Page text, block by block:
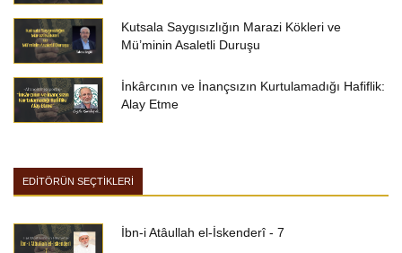
Kutsala Saygısızlığın Marazi Kökleri ve
Mü’minin Asaletli Duruşu
İnkârcının ve İnançsızın Kurtulamadığı Hafiflik:
Alay Etme
EDİTÖRÜN SEÇTİKLERİ
İbn-i Atâullah el-İskenderî - 7